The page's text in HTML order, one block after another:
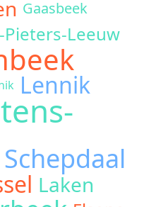
Gaasbeek
Pieters-Leeuw
Lennik
Schepdaal
Laken